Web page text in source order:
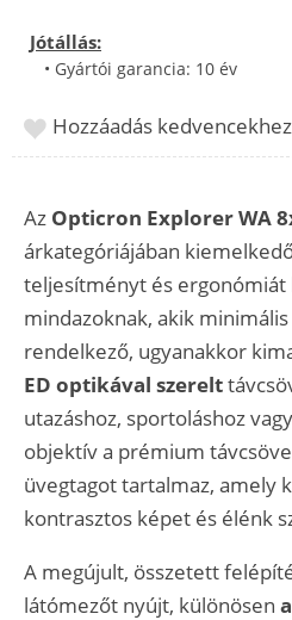
Jótállás:
• Gyártói garancia: 10 év
Hozzáadás kedvencekhez
Az Opticron Explorer WA
árkategóriájában
teljesítményt és ergonómiát
mindazoknak, akik
rendelkező, ugyanakkor
ED optikával szerelt
utazáshoz, sportoláshoz
objektív a prémium
üvegtagot tartalmaz, amely
kontrasztos képet és élénk
A megújult, összetett
látómezőt nyújt, különösen